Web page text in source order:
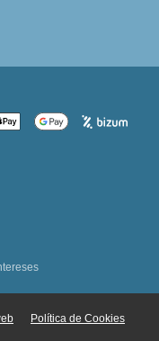
Política de Cookies